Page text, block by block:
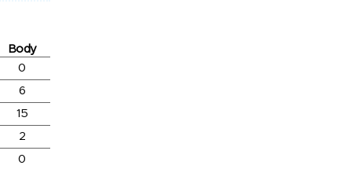
Body
0
6
15
2
0